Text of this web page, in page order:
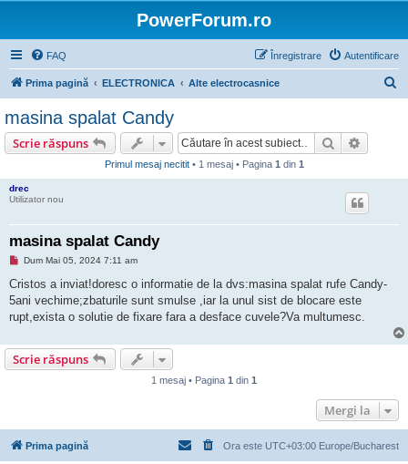
PowerForum.ro
FAQ Autentificare
Înregistrare
Prima pagină ELECTRONICA Alte electrocasnice
masina spalat Candy
Scrie răspuns Căutare
Primul mesaj necitit• 1 mesaj • Pagina 1 din 1
drec
Utilizator nou
masina spalat Candy
M
s
j
n
e
i
t
i
Dum Mai 05, 2024 7:11 am
Cristos a inviat!doresc o informatie de la dvs:masina spalat rufe Candy-
5ani vechime;zbaturile sunt smulse ,iar la unul sist de blocare este
rupt,exista o solutie de fixare fara a desface cuvele?Va multumesc.
Scrie răspuns
1 mesaj • Pagina 1 din 1
Mergi la
Prima pagină Ora este UTC+03:00 Europe/Bucharest